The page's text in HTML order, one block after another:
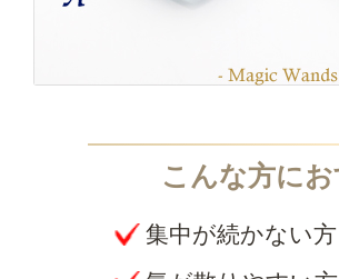
集中が続かない方